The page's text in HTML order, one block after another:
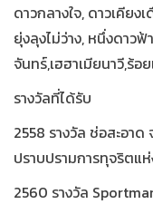
ดาวกลางใจ, ดาวเคียง
ยุ่งลุงไม่ว่าง, หนึ่งดาว
จันทร์,เฮฮาเมียนาวี,ร้อ
รางวัลที่ได้รับ
2558 รางวัล ช่อสะอา
ปราบปรามการทุจริตแ
2560 รางวัล